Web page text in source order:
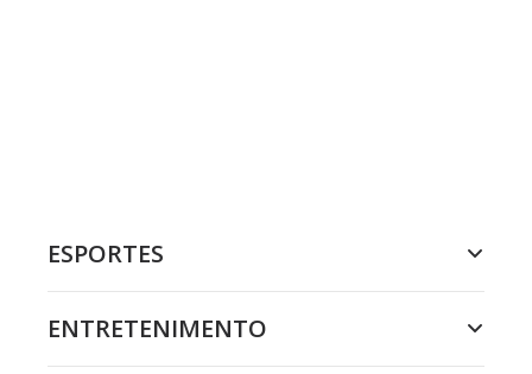
ESPORTES
ENTRETENIMENTO